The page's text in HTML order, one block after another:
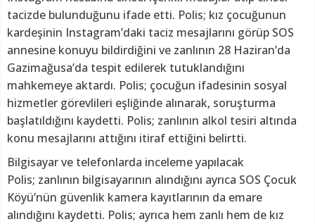
tacizde bulunduğunu ifade etti. Polis; kız çocuğunun
kardeşinin Instagram’daki taciz mesajlarını görüp SOS
annesine konuyu bildirdiğini ve zanlının 28 Haziran’da
Gazimağusa’da tespit edilerek tutuklandığını
mahkemeye aktardı. Polis; çocuğun ifadesinin sosyal
hizmetler görevlileri eşliğinde alınarak, soruşturma
başlatıldığını kaydetti. Polis; zanlının alkol tesiri altında
konu mesajlarını attığını itiraf ettiğini belirtti.
Bilgisayar ve telefonlarda inceleme yapılacak
Polis; zanlının bilgisayarının alındığını ayrıca SOS Çocuk
Köyü’nün güvenlik kamera kayıtlarının da emare
alındığını kaydetti. Polis; ayrıca hem zanlı hem de kız